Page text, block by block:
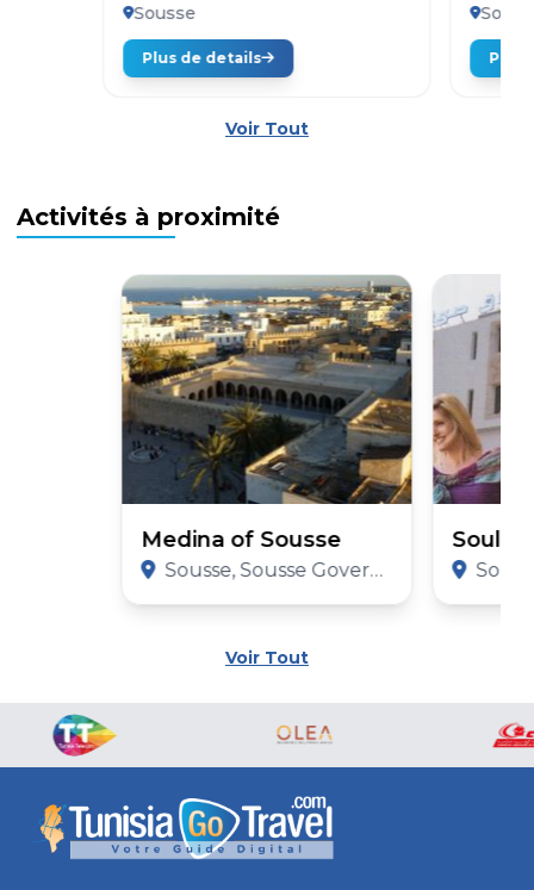
Sousse
Plus de details Plus
Voir Tout
Activités à proximité
Medina of Sousse
Sousse, Sousse Governorate
Soula
Voir Tout